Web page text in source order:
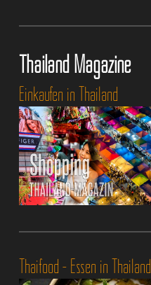
Thailand Magazine
Einkaufen in Thailand
Thaifood - Essen in Thailand